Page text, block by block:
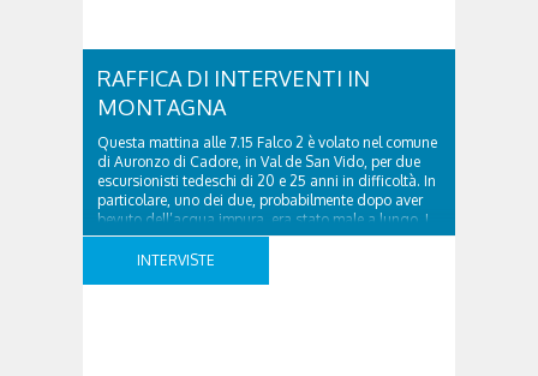
RAFFICA DI INTERVENTI IN
MONTAGNA
Questa mattina alle 7.15 Falco 2 è volato nel comune
di Auronzo di Cadore, in Val de San Vido, per due
escursionisti tedeschi di 20 e 25 anni in difficoltà. In
particolare, uno dei due, probabilmente dopo aver
bevuto dell’acqua impura, era stato male a lungo. I
due ragazzi, che avevano passato la notte sopra ..
INTERVISTE